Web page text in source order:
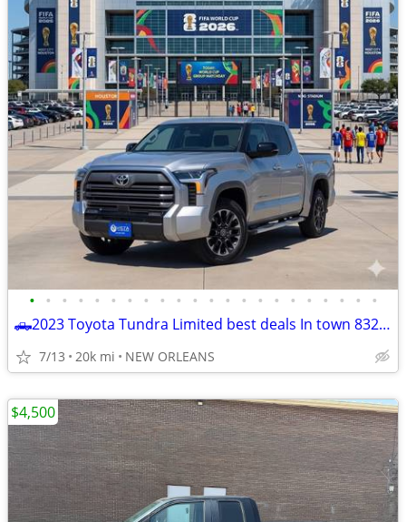
• • • • • • • • • • • • • • • • • • • • • •
🛻2023 Toyota Tundra Limited best deals In town 832-249-1818
7/13 20k mi NEW ORLEANS
$4,500